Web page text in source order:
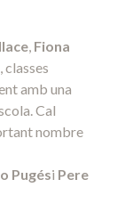
, Fiona
amb una
Cal
nombre
Pugési Pere